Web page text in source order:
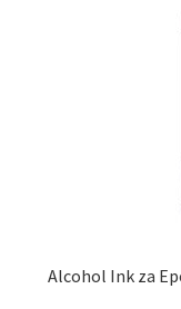
Alcohol Ink za